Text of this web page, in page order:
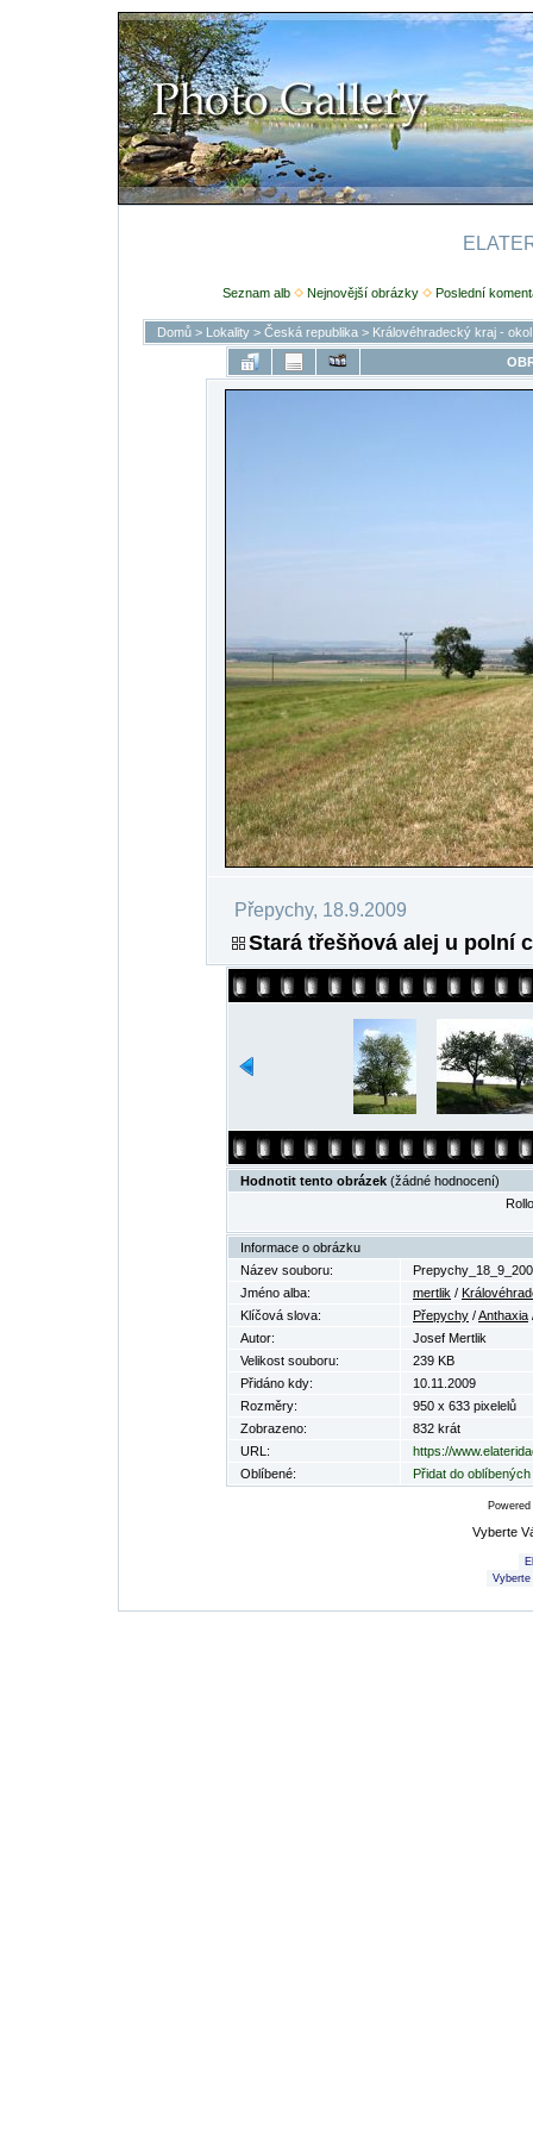
Seznam alb Nejnovější obrázky Poslední
Domů> Lokality> Česká republika> Královéhradecký kraj -
Přepychy, 18.9.2009
Stará třešňová alej u polní
Hodnotit tento obrázek (žádné hodnocení)
Informace o obrázku
Název souboru:
Jméno alba:
mertlik /
Klíčová slova:
Přepychy /Anthaxia
Autor:
Josef Mertlik
Velikost souboru:
239 KB
Přidáno kdy:
10.11.2009
Rozměry:
950 x 633 pixelelů
Zobrazeno:
832 krát
URL:
https://
Oblíbené:
Přidat do oblíbených
Vyberte